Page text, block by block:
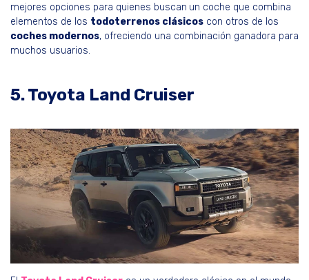
mejores opciones para quienes buscan un coche que combina
elementos de los todoterrenos clásicos con otros de los
coches modernos, ofreciendo una combinación ganadora para
muchos usuarios.
5. Toyota Land Cruiser